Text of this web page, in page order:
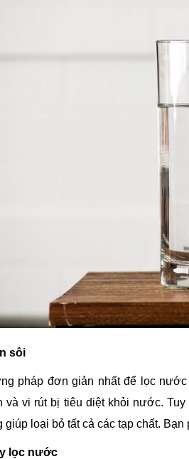
sôi
pháp đơn giản nhất để lọc
và vi rút bị tiêu diệt khỏi nước.
giúp loại bỏ tất cả các tạp chất.
lọc nước